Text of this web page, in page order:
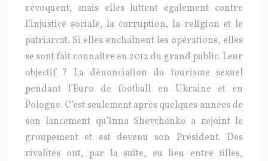
révoquent, mais elles luttent également contre
l’injustice sociale, la corruption, la religion et le
patriarcat. Si elles enchaînent les opérations, elles
se sont fait connaître en 2012 du grand public. Leur
objectif ? La dénonciation du tourisme sexuel
pendant l’Euro de football en Ukraine et en
Pologne. C’est seulement après quelques années de
son lancement qu’Inna Shevchenko a rejoint le
groupement et est devenu son Président. Des
rivalités ont, par la suite, eu lieu entre filles,